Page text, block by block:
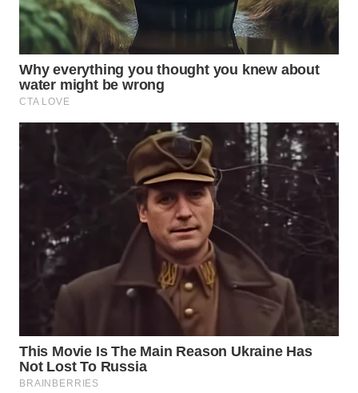
JATIM
WN
BALI
KALBAR
KALTENG
WN
KALTARA
WN
KALTIM